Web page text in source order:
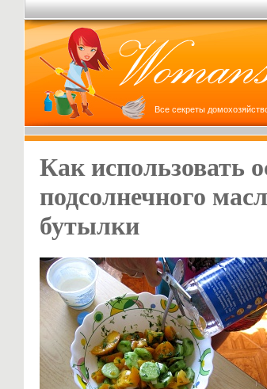
Все секреты
Как использовать
подсолнечного
бутылки